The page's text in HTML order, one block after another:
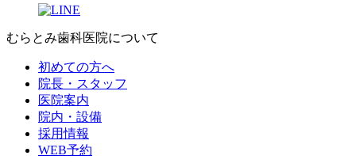
むらとみ歯科医院について
初めての方へ
院長・スタッフ
医院案内
院内・設備
採用情報
WEB予約